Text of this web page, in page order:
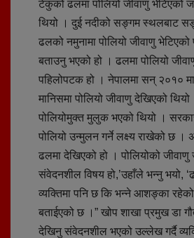
टेकुको ढलमा पोलियो जीवाणु भेटिएको
थियो । दुई नदीको सङ्गम स्थलबाट
ढलको नमुनामा पोलियो जीवाणु
बताउनु भएको हो । ढलमा पोलियो
पहिलोपटक हो । नेपालमा सन् २०१०
मानिसमा पोलियो जीवाणु देखिएको
पोलियोमुक्त मुलुक भएको थियो ।
पोलियो उन्मुलन गर्ने लक्ष्य राखेको छ ।
ढलमा देखिएको हो । पोलियोको जीवाणु
संवेदनशील विषय हो,’उहाँले भन्नु भयो,
व्यक्तिमा पनि छ कि भन्ने आशङ्का रहेको
बताईएको छ ।” खोप शाखा प्रमुख डा
देखिनु संवेदनशील भएको उल्लेख गर्दै